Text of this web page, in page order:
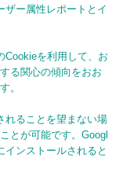
ザー属性レポートとイ
Cookieを利用して、お
る関心の傾向をおお
。
れることを望まない場
とが可能です。Googl
ンストールされると